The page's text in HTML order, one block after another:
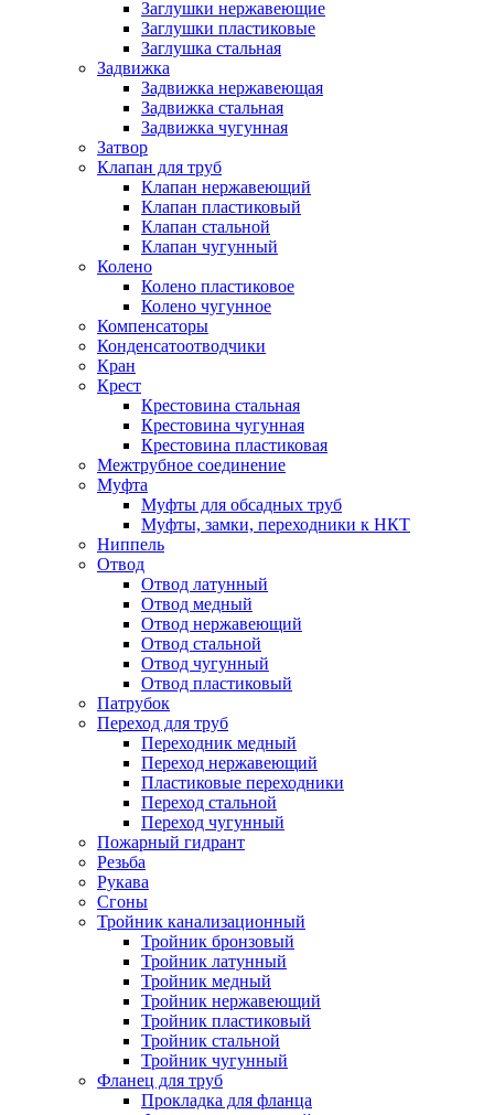
Заглушки нержавеющие
Заглушки пластиковые
Заглушка стальная
Задвижка
Задвижка нержавеющая
Задвижка стальная
Задвижка чугунная
Затвор
Клапан для труб
Клапан нержавеющий
Клапан пластиковый
Клапан стальной
Клапан чугунный
Колено
Колено пластиковое
Колено чугунное
Компенсаторы
Конденсатоотводчики
Кран
Крест
Крестовина стальная
Крестовина чугунная
Крестовина пластиковая
Межтрубное соединение
Муфта
Муфты для обсадных труб
Муфты, замки, переходники к НКТ
Ниппель
Отвод
Отвод латунный
Отвод медный
Отвод нержавеющий
Отвод стальной
Отвод чугунный
Отвод пластиковый
Патрубок
Переход для труб
Переходник медный
Переход нержавеющий
Пластиковые переходники
Переход стальной
Переход чугунный
Пожарный гидрант
Резьба
Рукава
Сгоны
Тройник канализационный
Тройник бронзовый
Тройник латунный
Тройник медный
Тройник нержавеющий
Тройник пластиковый
Тройник стальной
Тройник чугунный
Фланец для труб
Прокладка для фланца